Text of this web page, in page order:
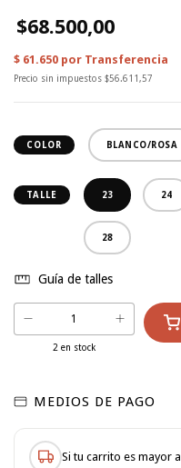
$68.500,00
Precio sin impuestos $56.611,57
COLOR BLANCO/ROSA
TALLE 23 24
28
Guía de talles
2 en stock
MEDIOS DE PAGO
Si tu carrito es mayor a